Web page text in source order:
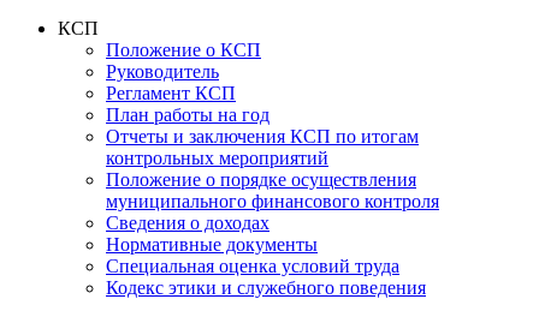
КСП
Положение о КСП
Руководитель
Регламент КСП
План работы на год
Отчеты и заключения КСП по итогам
контрольных мероприятий
Положение о порядке осуществления
муниципального финансового контроля
Сведения о доходах
Нормативные документы
Специальная оценка условий труда
Кодекс этики и служебного поведения